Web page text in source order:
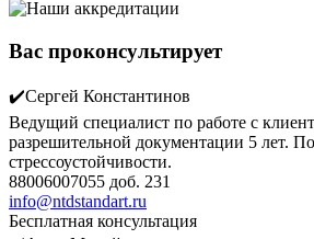
Вас проконсультирует
✔️Сергей Константинов
Ведущий специалист по работе с
разрешительной документации 5 лет.
стрессоустойчивости.
88006007055 доб. 231
info@ntdstandart.ru
Бесплатная консультация